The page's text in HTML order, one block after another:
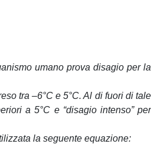
umano prova disagio per la
tra –6°C e 5°C. Al di fuori di tale
a 5°C e “disagio intenso” per
la seguente equazione: